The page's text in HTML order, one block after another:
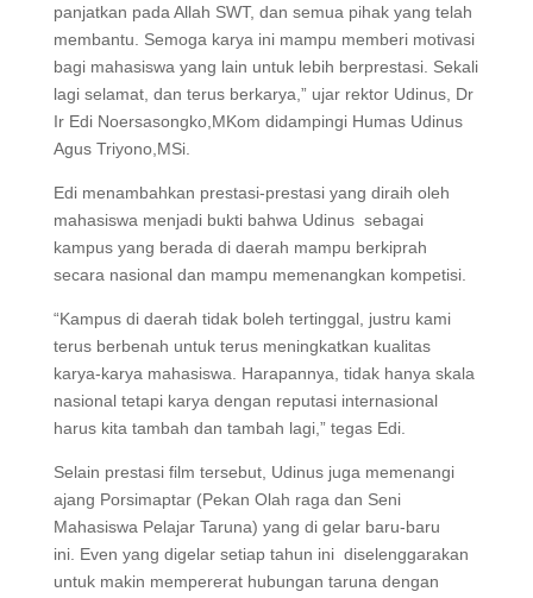
panjatkan pada Allah SWT, dan semua pihak yang telah
membantu. Semoga karya ini mampu memberi motivasi
bagi mahasiswa yang lain untuk lebih berprestasi. Sekali
lagi selamat, dan terus berkarya,” ujar rektor Udinus, Dr
Ir Edi Noersasongko,MKom didampingi Humas Udinus
Agus Triyono,MSi.
Edi menambahkan prestasi-prestasi yang diraih oleh
mahasiswa menjadi bukti bahwa Udinus sebagai
kampus yang berada di daerah mampu berkiprah
secara nasional dan mampu memenangkan kompetisi.
“Kampus di daerah tidak boleh tertinggal, justru kami
terus berbenah untuk terus meningkatkan kualitas
karya-karya mahasiswa. Harapannya, tidak hanya skala
nasional tetapi karya dengan reputasi internasional
harus kita tambah dan tambah lagi,” tegas Edi.
Selain prestasi film tersebut, Udinus juga memenangi
ajang Porsimaptar (Pekan Olah raga dan Seni
Mahasiswa Pelajar Taruna) yang di gelar baru-baru
ini. Even yang digelar setiap tahun ini diselenggarakan
untuk makin mempererat hubungan taruna dengan